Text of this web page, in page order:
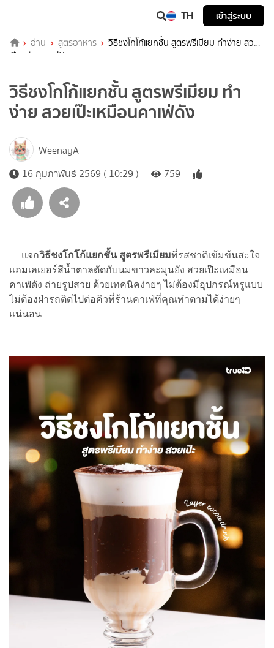
TH เข้าสู่ระบบ
อ่าน สูตรอาหาร
วิธีชงโกโก้แยกชั้น สูตรพรีเมียม ทำง่าย สวย
เป๊ะเหมือนคาเฟ่ดัง
วิธีชงโกโก้แยกชั้น สูตรพรีเมียม ทำ
ง่าย สวยเป๊ะเหมือนคาเฟ่ดัง
WeenayA
16 กุมภาพันธ์ 2569 ( 10:29 )
759
แจกวิธีชงโกโก้แยกชั้น สูตรพรีเมียมที่รสชาติเข้มข้นสะใจ
แถมเลเยอร์สีน้ำตาลตัดกับนมขาวละมุนยัง สวยเป๊ะเหมือน
คาเฟ่ดัง ถ่ายรูปสวย ด้วยเทคนิคง่ายๆ ไม่ต้องมีอุปกรณ์หรูแบบ
ไม่ต้องฝ่ารถติดไปต่อคิวที่ร้านคาเฟ่ที่คุณทำตามได้ง่ายๆ
แน่นอน